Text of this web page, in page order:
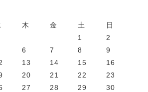
木 金 土
日
1
2
6 7 8
9
13 14 15
16
20 21 22
23
27 28 29
30